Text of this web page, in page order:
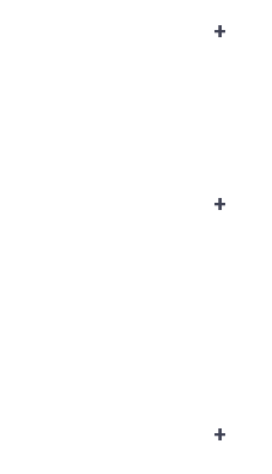
+
+
+